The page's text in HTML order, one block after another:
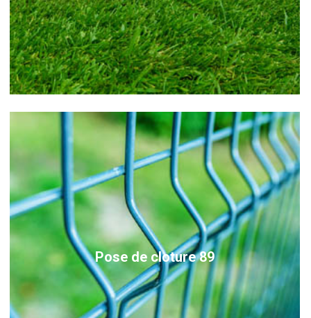
Pose de cloture 89